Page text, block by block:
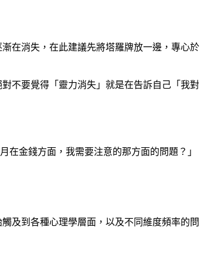
在消失，在此建議先將塔羅牌放一邊，專心於
不要覺得「靈力消失」就是在告訴自己「我對
金錢方面，我需要注意的那方面的問題？」
及到各種心理學層面，以及不同維度頻率的問